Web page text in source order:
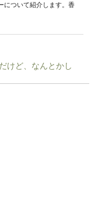
について紹介します。香
けど、なんとかし